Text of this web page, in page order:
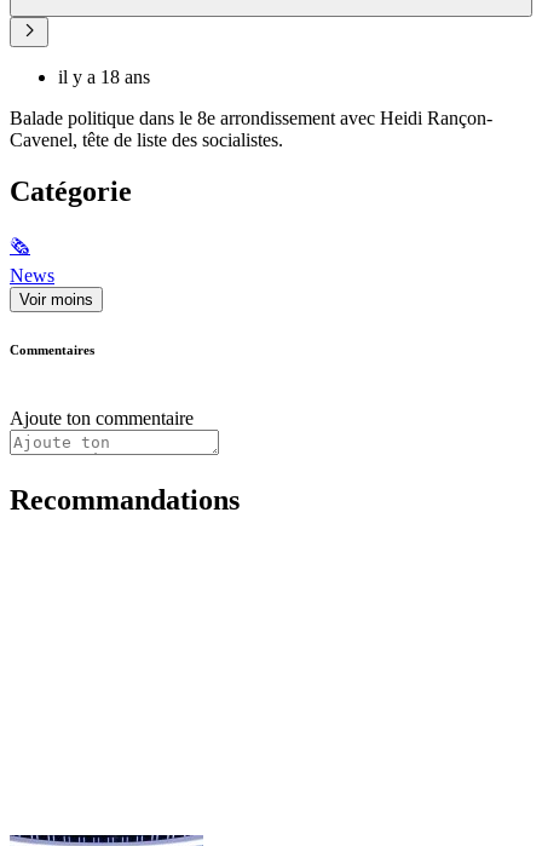
il y a 18 ans
Balade politique dans le 8e arrondissement avec Heidi Rançon-
Cavenel, tête de liste des socialistes.
Catégorie
🗞
News
Voir moins
Commentaires
Ajoute ton commentaire
Recommandations